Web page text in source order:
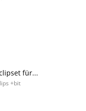
für...
+bit